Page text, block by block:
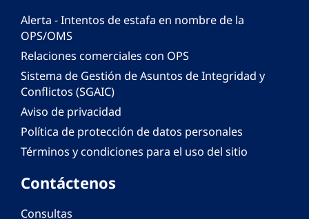
Alerta - Intentos de estafa en nombre de la
OPS/OMS
Relaciones comerciales con OPS
Sistema de Gestión de Asuntos de Integridad y
Conflictos (SGAIC)
Aviso de privacidad
Política de protección de datos personales
Términos y condiciones para el uso del sitio
Contáctenos
Consultas